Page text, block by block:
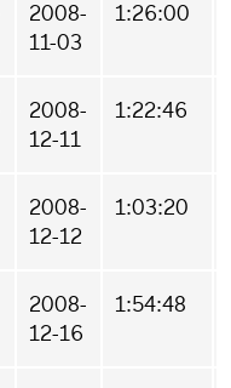
2008-
11-03
1:26:00
2008-
12-11
1:22:46
2008-
12-12
1:03:20
2008-
12-16
1:54:48